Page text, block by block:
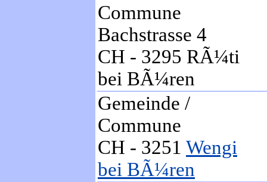
Commune
Bachstrasse 4
CH - 3295 RÃ¼ti
bei BÃ¼ren
Gemeinde /
Commune
CH - 3251 Wengi
bei BÃ¼ren